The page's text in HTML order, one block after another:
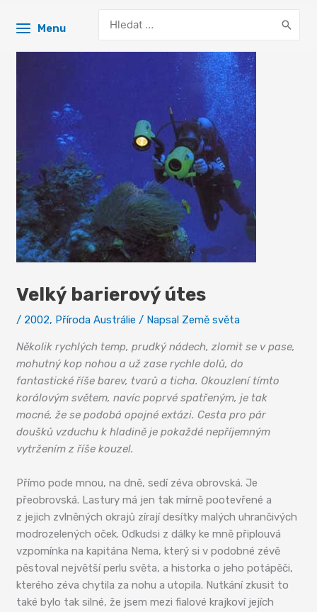
Menu
for:
Velký barierový útes
/ 2002, Příroda Austrálie / Napsal Země světa
Několik rychlých temp, prudký nádech, zlomit se v pase,
mohutný kop nohou a už zase rychle dolů, do
fantastické říše barev, tvarů a ticha. Okouzlení tímto
korálovým světem, navíc poprvé spatřeným, je tak
mocné, že se podobá opojné extázi. Cesta pro pár
doušků vzduchu k hladině je pokaždé nepříjemným
vytržením z říše kouzel.
Přímo pode mnou, na dně, sedí zéva obrovská. Je
přeobrovská. Lastury má jen tak mírně pootevřené a
z jejich zvlněných okrajů zírají desítky malých uhrančivých
modrozelených oček. Odkudsi z dálky ke mně připlouvá
vzpomínka na kapitána Nema, který si v podobné zévě
pěstoval největší perlu světa, a historka o jeho potápěči,
kterého zéva chytila za nohu a utopila. Nutkání zkusit to
také bylo tak silné, že jsem mezi fialové krajkoví jejích